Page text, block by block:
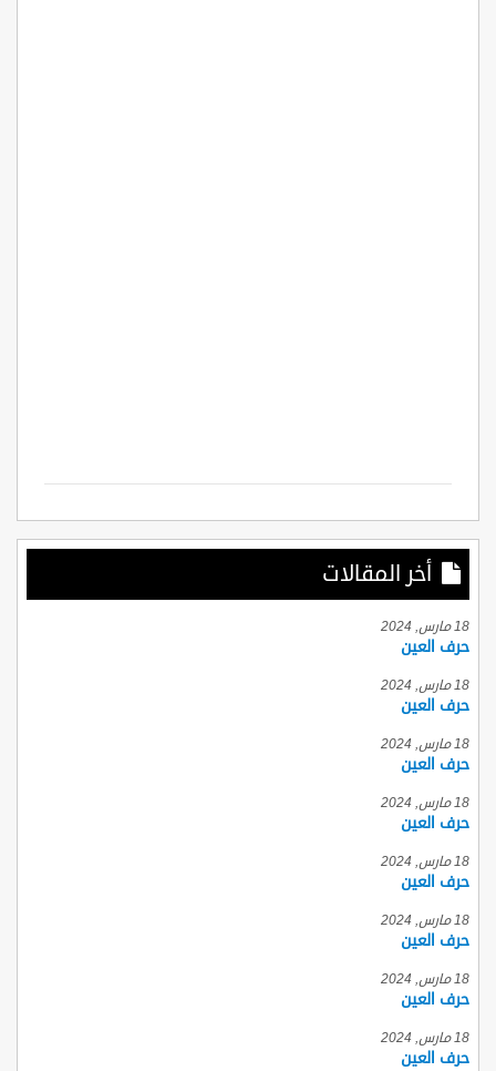
أخر المقالات
18 مارس, 2024
حرف العين
18 مارس, 2024
حرف العين
18 مارس, 2024
حرف العين
18 مارس, 2024
حرف العين
18 مارس, 2024
حرف العين
18 مارس, 2024
حرف العين
18 مارس, 2024
حرف العين
18 مارس, 2024
حرف العين